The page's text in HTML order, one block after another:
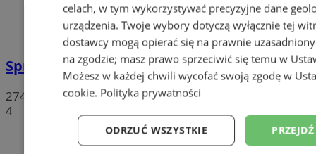
Sprzeciwiają się niedzieli wolnej od handlu
274
4
celach, w tym wykorzystywać precyzyjne dane
urządzenia. Twoje wybory dotyczą wyłącznie tej
dostawcy mogą opierać się na prawnie
na zgodzie; masz prawo sprzeciwić się temu w
Możesz w każdej chwili wycofać swoją zgodę w
cookie. Polityka prywatności
ODRZUĆ WSZYSTKIE